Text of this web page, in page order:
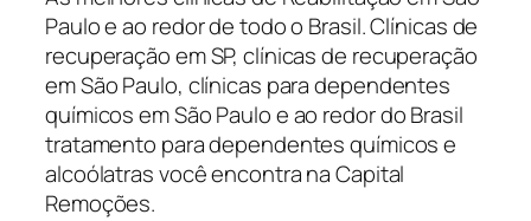
Paulo e ao redor de todo o Brasil. Clínicas de
recuperação em SP, clínicas de recuperação
em São Paulo, clínicas para dependentes
químicos em São Paulo e ao redor do Brasil
tratamento para dependentes químicos e
alcoólatras você encontra na Capital
Remoções.